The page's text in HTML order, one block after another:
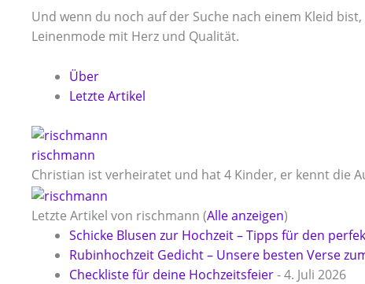
Und wenn du noch auf der Suche nach einem Kleid
Leinenmode mit Herz und Qualität.
Über
Letzte Artikel
rischmann
Christian ist verheiratet und hat 4 Kinder, er kennt die
Letzte Artikel von rischmann (Alle anzeigen)
Schicke Blusen zur Hochzeit – Tipps für den
Rubinhochzeit Gedicht – Unsere besten Verse
Checkliste für deine Hochzeitsfeier- 4. Juli 2026